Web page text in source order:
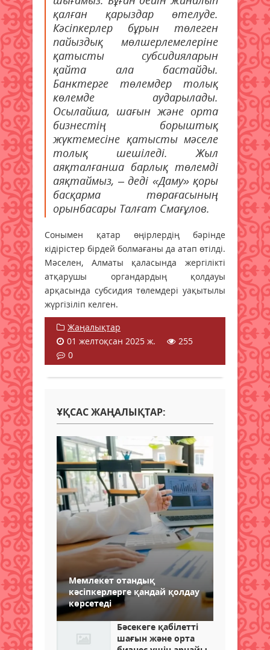
қалған қарыздар өтелуде.
Кәсіпкерлер бұрын төлеген
пайыздық мөлшерлемелеріне
қатысты субсидияларын
қайта ала бастайды.
Банктерге төлемдер толық
көлемде аударылады.
Осылайша, шағын және орта
бизнестің борыштық
жүктемесіне қатысты мәселе
толық шешіледі. Жыл
аяқталғанша барлық төлемді
аяқтаймыз, – деді «Даму» қоры
басқарма төрағасының
орынбасары Талғат Смағұлов.
Сонымен қатар өңірлердің бәрінде
кідірістер бірдей болмағаны да атап өтілді.
Мәселен, Алматы қаласында жергілікті
атқарушы органдардың қолдауы
арқасында субсидия төлемдері уақытылы
жүргізіліп келген.
Жаңалықтар
01 желтоқсан 2025 ж.
255
0
ҰҚСАС ЖАҢАЛЫҚТАР:
Мемлекет отандық
кәсіпкерлерге қандай қолдау
көрсетеді
Бәсекеге қабілетті
шағын және орта